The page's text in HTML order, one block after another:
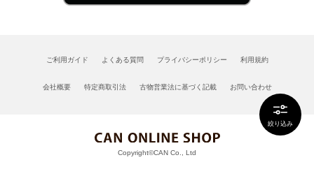
絞り込み
ご利用ガイド よくある質問 プライバシーポリシー 利用規約
会社概要 特定商取引法 古物営業法に基づく記載 お問い合わせ
Copyright©CAN Co., Ltd